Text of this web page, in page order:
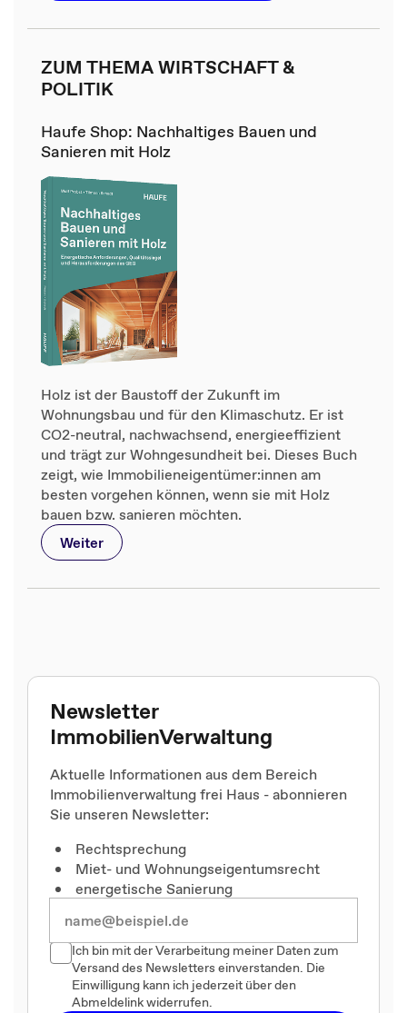
ZUM THEMA WIRTSCHAFT &
POLITIK
Haufe Shop: Nachhaltiges Bauen und
Sanieren mit Holz
Holz ist der Baustoff der Zukunft im
Wohnungsbau und für den Klimaschutz. Er ist
CO2-neutral, nachwachsend, energieeffizient
und trägt zur Wohngesundheit bei. Dieses Buch
zeigt, wie Immobilieneigentümer:innen am
besten vorgehen können, wenn sie mit Holz
bauen bzw. sanieren möchten.
Weiter
Newsletter
ImmobilienVerwaltung
Aktuelle Informationen aus dem Bereich
Immobilienverwaltung frei Haus - abonnieren
Sie unseren Newsletter:
Rechtsprechung
Miet- und Wohnungseigentumsrecht
energetische Sanierung
Ich bin mit der Verarbeitung meiner Daten zum
Versand des Newsletters einverstanden. Die
Einwilligung kann ich jederzeit über den
Abmeldelink widerrufen.